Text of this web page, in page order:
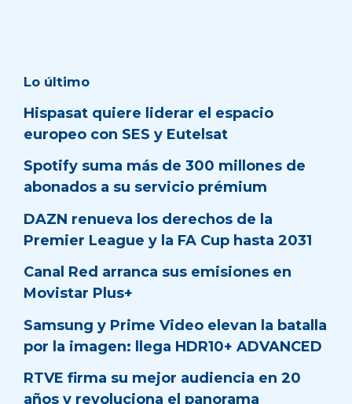
Lo último
Hispasat quiere liderar el espacio
europeo con SES y Eutelsat
Spotify suma más de 300 millones de
abonados a su servicio prémium
DAZN renueva los derechos de la
Premier League y la FA Cup hasta 2031
Canal Red arranca sus emisiones en
Movistar Plus+
Samsung y Prime Video elevan la batalla
por la imagen: llega HDR10+ ADVANCED
RTVE firma su mejor audiencia en 20
años y revoluciona el panorama